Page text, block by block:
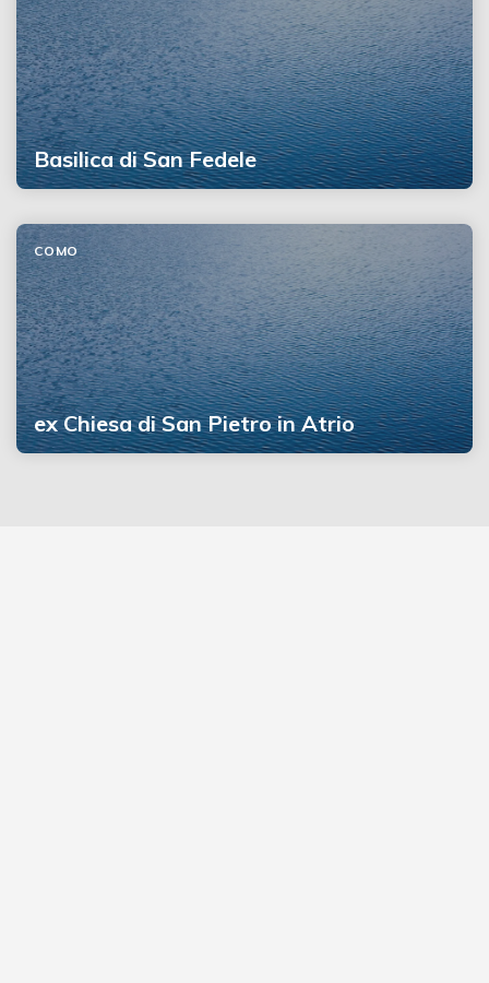
Basilica di San Fedele
ex Chiesa di San Pietro in Atrio
COMO